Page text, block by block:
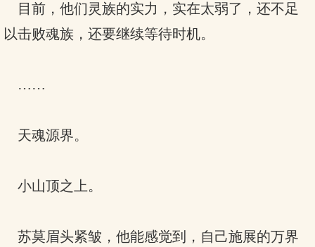
目前，他们灵族的实力，实在太弱了，还不足
以击败魂族，还要继续等待时机。
……
天魂源界。
小山顶之上。
苏莫眉头紧皱，他能感觉到，自己施展的万界